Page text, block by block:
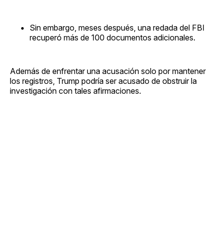
Sin embargo, meses después, una redada del FBI
recuperó más de 100 documentos adicionales.
Además de enfrentar una acusación solo por mantener
los registros, Trump podría ser acusado de obstruir la
investigación con tales afirmaciones.